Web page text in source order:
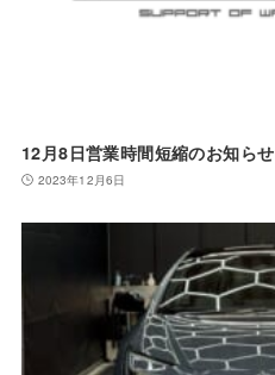
12月8日営業時間短縮のお知らせ
2023年12月6日